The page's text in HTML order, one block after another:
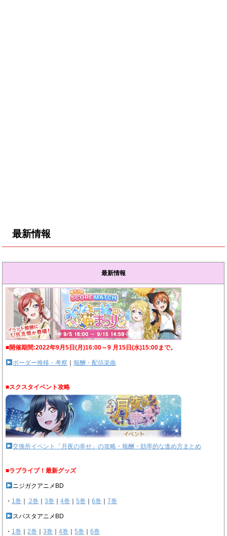
最新情報
最新情報
■開催期間:2022年9月5日(月)16:00～9 月15日(水)15:00まで。
ボーダー推移・考察 ｜報酬・配信楽曲
■スクスタイベント攻略
交換所イベント「月夜の幸せ」の攻略・報酬・効率的な進め方まとめ
■ラブライブ！最新グッズ
ニジガクアニメBD
・ 1巻 2巻 ｜3巻 ｜4巻 ｜5巻 ｜6巻 ｜7巻
スパスタアニメBD
・ 1巻 ｜2巻 ｜3巻 ｜4巻 ｜5巻 ｜6巻